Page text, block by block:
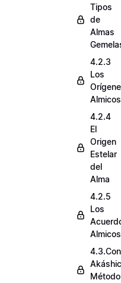
Tipos
de
Almas
4.2.3
Los
Almicos
4.2.4
El
Origen
Estelar
del
Alma
4.2.5
Los
Almicos
Método